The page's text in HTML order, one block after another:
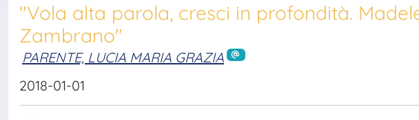
"Vola alta parola, cresci in profondità.
Zambrano"
PARENTE, LUCIA MARIA GRAZIA
2018-01-01